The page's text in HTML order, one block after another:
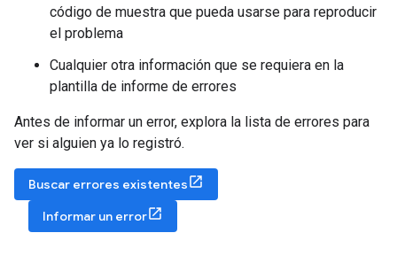
código de muestra que pueda usarse para reproducir
el problema
Cualquier otra información que se requiera en la
plantilla de informe de errores
Antes de informar un error, explora la lista de errores para
ver si alguien ya lo registró.
Buscar errores existentes
Informar un error